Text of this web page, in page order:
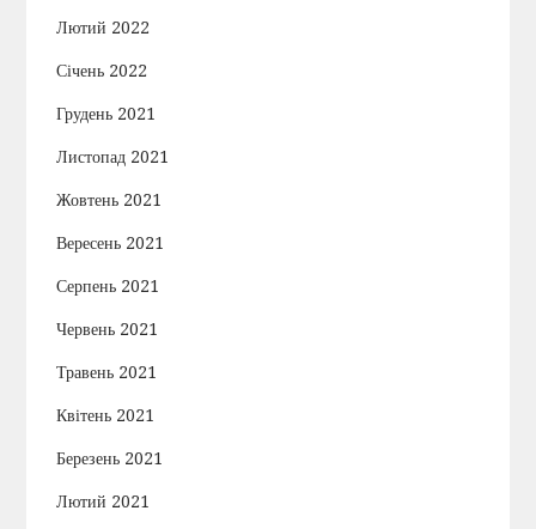
Лютий 2022
Січень 2022
Грудень 2021
Листопад 2021
Жовтень 2021
Вересень 2021
Серпень 2021
Червень 2021
Травень 2021
Квітень 2021
Березень 2021
Лютий 2021